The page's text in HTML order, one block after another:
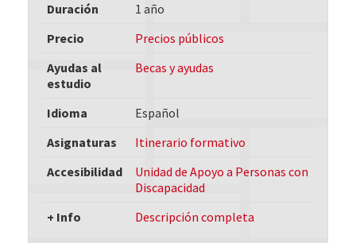
Duración
1 año
Precio
Precios públicos
Ayudas al
estudio
Becas y ayudas
Idioma
Español
Asignaturas
Itinerario formativo
Accesibilidad
Unidad de Apoyo a Personas con
Discapacidad
+ Info
Descripción completa